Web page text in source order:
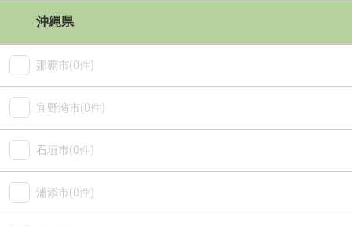
沖縄県
那覇市(0件)
宜野湾市(0件)
石垣市(0件)
浦添市(0件)